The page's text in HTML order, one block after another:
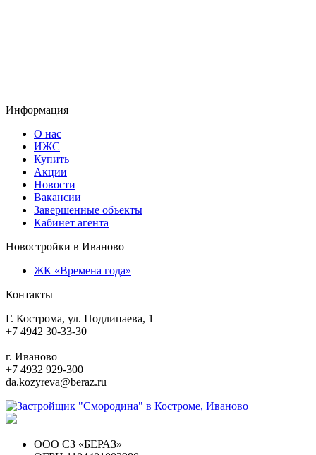
Информация
О нас
ИЖС
Купить
Акции
Новости
Вакансии
Завершенные объекты
Кабинет агента
Новостройки в Иваново
ЖК «Времена года»
Контакты
Г. Кострома, ул. Подлипаева, 1
+7 4942 30-33-30
г. Иваново
+7 4932 929-300
da.kozyreva@beraz.ru
ООО СЗ «БЕРАЗ»